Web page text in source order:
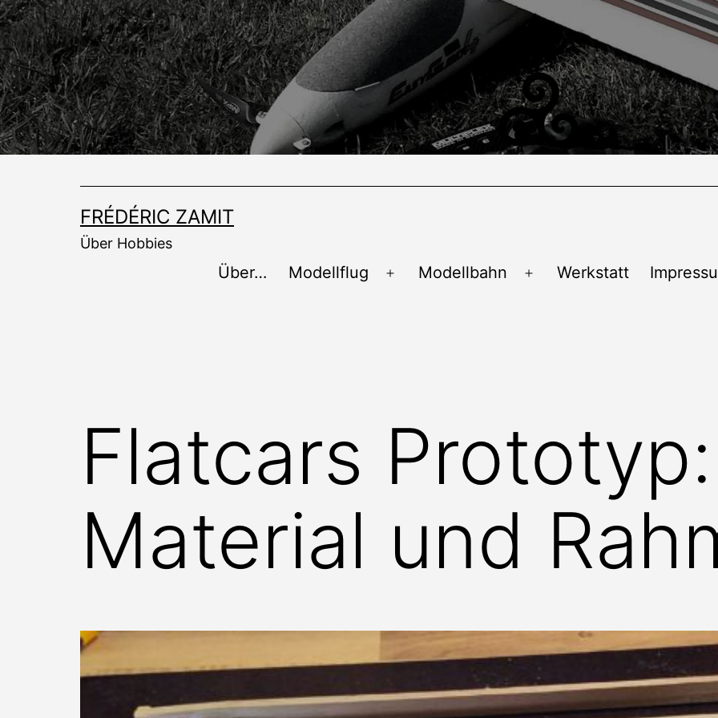
Zum
Inhalt
springen
FRÉDÉRIC ZAMIT
Über Hobbies
Über… Modellflug
Menü
Modellbahn
Menü
Werkstatt
Flatcars Prototyp:
Material und